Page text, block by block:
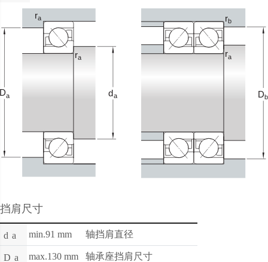
挡肩尺寸
d a min.91 mm 轴挡肩直径
D a max.130 mm 轴承座挡肩尺寸